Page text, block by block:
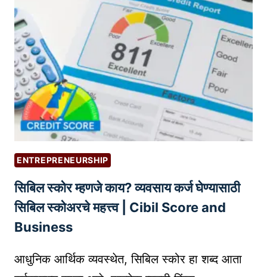
P
I
N
G
I
N
D
E
A
I
णी
:
तु
म
च्या
ब्रँ
ड
चे
का
य
दे
र
ENTREPRENEURSHIP
सिबिल स्कोर म्हणजे काय? व्यवसाय कर्ज घेण्यासाठी
सिबिल स्कोअरचे महत्त्व | Cibil Score and
Business
आधुनिक आर्थिक व्यवस्थेत, सिबिल स्कोर हा शब्द आता